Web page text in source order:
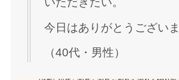
今日はありがとうございま
（40代・男性）